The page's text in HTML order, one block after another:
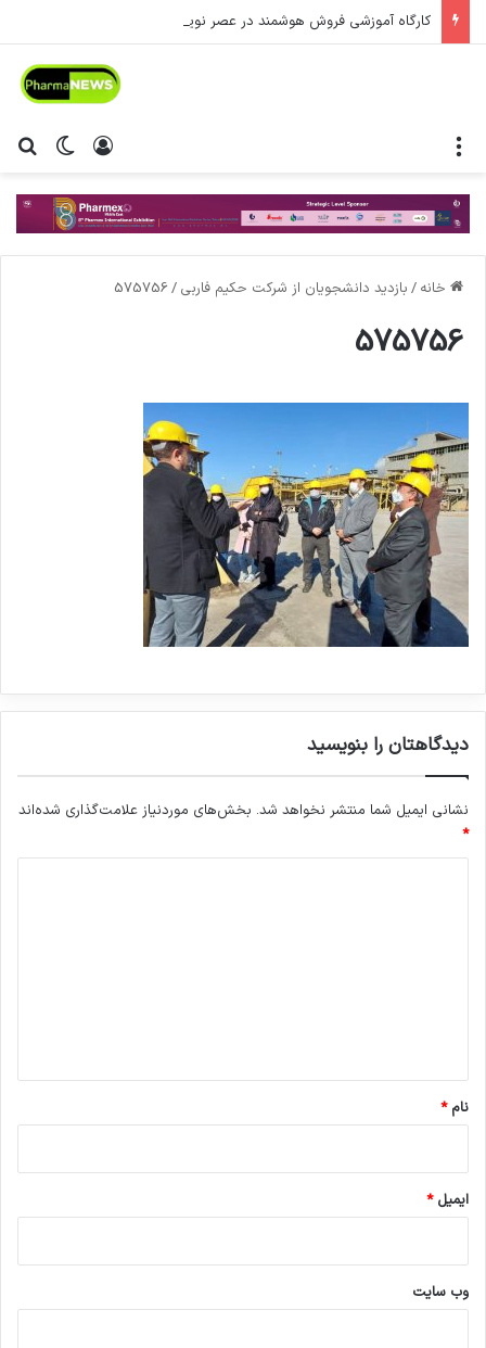
کارگاه آموزشی فروش هوشمند در عصر نوین
تغییر ورود
خانه / بازدید دانشجویان از شرکت حکیم فاربی /
575756
575756
دیدگاهتان را بنویسید
نشانی ایمیل شما منتشر نخواهد شد. بخش‌های موردنیاز علامت‌گذاری شده‌اند
*
نام*
ایمیل*
وب‌ سایت